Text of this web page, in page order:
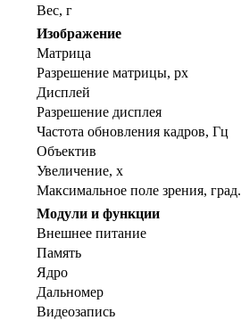
Вес, г
Изображение
Матрица
Разрешение матрицы, px
Дисплей
Разрешение дисплея
Частота обновления кадров, Гц
Объектив
Увеличение, x
Максимальное поле зрения, град.
Модули и функции
Внешнее питание
Память
Ядро
Дальномер
Видеозапись